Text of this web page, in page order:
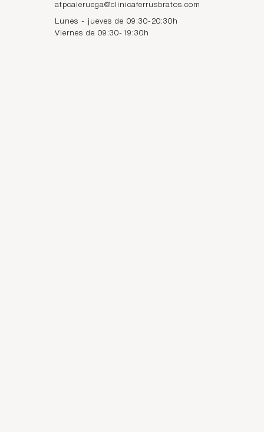
atpcaleruega@clinicaferrusbratos.com
Lunes - jueves de 09:30-20:30h
Viernes de 09:30-19:30h